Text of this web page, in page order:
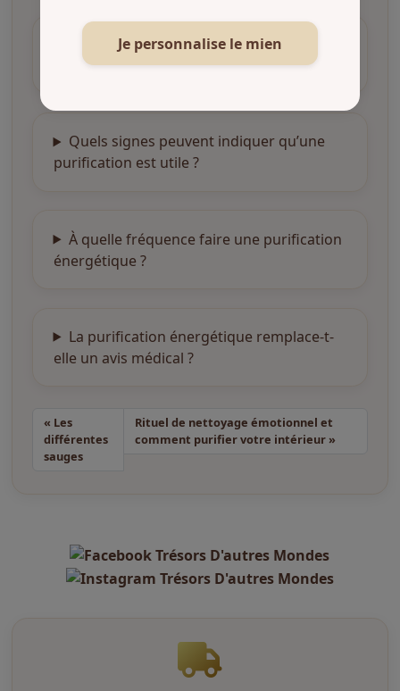
Qu’est-ce que la purification énergétique
Quels signes peuvent indiquer qu’une
purification est utile ?
À quelle fréquence faire une purification
énergétique ?
La purification énergétique remplace-t-
elle un avis médical ?
ancrage
Les
différentes
sauges
Rituel de nettoyage émotionnel et
comment purifier votre intérieur
Je personnalise le mien